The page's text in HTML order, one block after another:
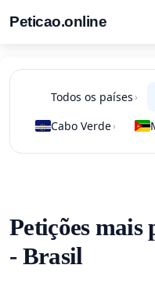
Peticao.online
Todos os países ›
Cabo Verde›
Petições mais
- Brasil